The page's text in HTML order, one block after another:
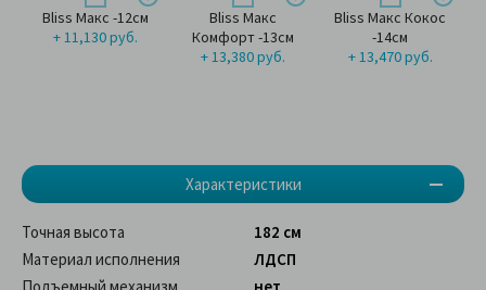
Bliss Макс -12см
+ 11,130 руб.
Bliss Макс
Комфорт -13см
+ 13,380 руб.
Bliss Макс Кокос
-14см
+ 13,470 руб.
Характеристики
Точная высота
182 см
Материал исполнения
ЛДСП